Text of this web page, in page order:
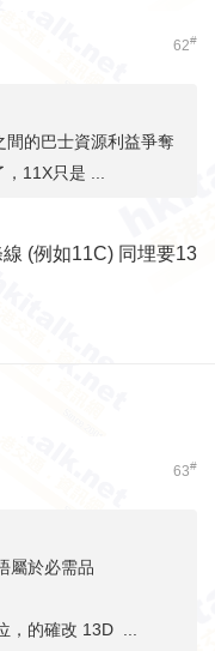
62#
間的巴士資源利益爭奪
11X只是 ...
(例如11C) 同埋要13
63#
屬於必需品
，的確改 13D ...